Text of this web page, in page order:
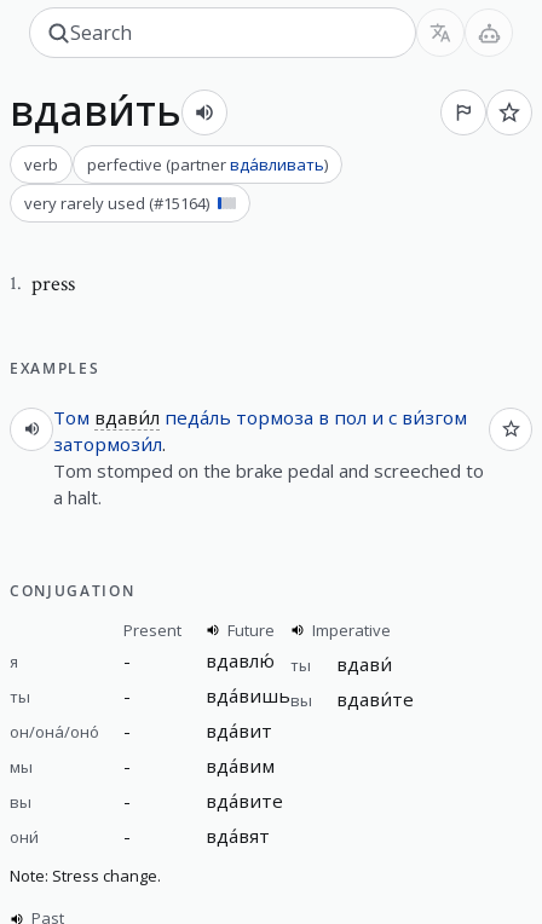
вдави́ть
verb perfective (partnerвда́вливать)
very rarely used (#15164)
1. press
EXAMPLES
Том вдави́л педа́ль тормоза в пол и с ви́згом
затормози́л.
Tom stomped on the brake pedal and screeched to
a halt.
CONJUGATION
Present
Future
я
- вдавлю́
ты - вда́вишь
он/она́/оно́ - вда́вит
мы - вда́вим
вы - вда́вите
они́ - вда́вят
Note: Stress change.
Imperative
ты
вдави́
вы вдави́те
Past